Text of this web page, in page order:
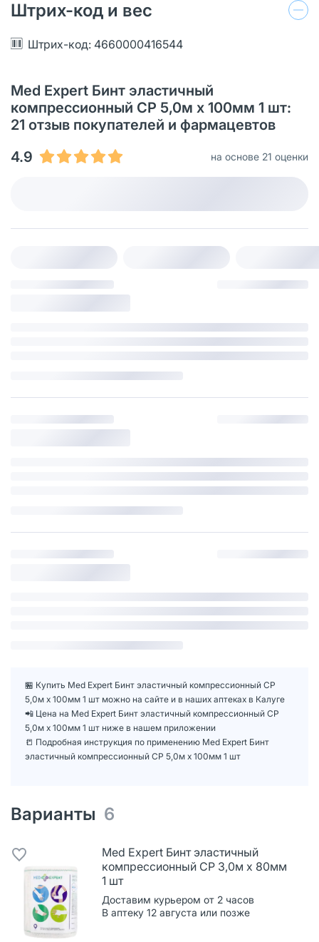
Штрих-код и вес
Штрих-код: 4660000416544
Med Expert Бинт эластичный
компрессионный СР 5,0м х 100мм 1 шт:
21 oтзыв покупателей и фармацевтов
4.9
на основе 21 оценки
🏪 Купить Med Expert Бинт эластичный компрессионный СР
5,0м х 100мм 1 шт можно на сайте и в наших аптеках в Калуге
📲 Цена на Med Expert Бинт эластичный компрессионный СР
5,0м х 100мм 1 шт ниже в нашем приложении
📒 Подробная инструкция по применению Med Expert Бинт
эластичный компрессионный СР 5,0м х 100мм 1 шт
Варианты 6
Med Expert Бинт эластичный
компрессионный СР 3,0м х 80мм
1 шт
Доставим курьером от 2 часов
В аптеку 12 августа или позже